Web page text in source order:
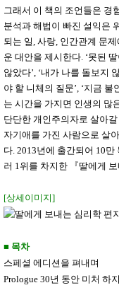
외출용
품
건강/미
용/식기
용품
성장발
달교육
용품
패
션
어른내
의
유/아동
내의
가방/지
갑/케이
화
생세탁세
일상 돋
보기
침구용
품
생활/욕
그래서 이 책의 조언들은 경
분석과 해법이 빠진 설익은
되는 일, 사랑, 인간관계 문
운 대안을 제시한다. ‘못된
않았다’, ‘내가 나를 돌보지
야 할 니체의 질문’, ‘지금
는 시간을 가지면 인생의 많
단단한 개인주의자로 살아
자기애를 가진 사람으로 살
다. 2013년에 출간되어 10
러 1위를 차지한 『딸에게
[상세이미지]
■ 목차
스페셜 에디션을 펴내며
Prologue 30년 동안 미처 하